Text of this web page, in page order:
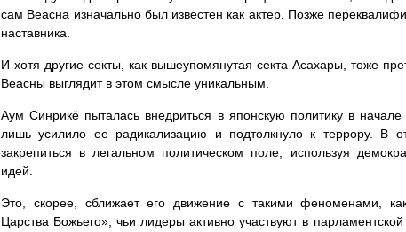
сам Веасна изначально был известен как актер. Позже
наставника.
И хотя другие секты, как вышеупомянутая секта Асахары, тоже
Веасны выглядит в этом смысле уникальным.
Аум Синрикё пыталась внедриться в японскую политику в
лишь усилило ее радикализацию и подтолкнуло к террору. В
закрепиться в легальном политическом поле, используя
идей.
Это, скорее, сближает его движение с такими феноменами,
Царства Божьего», чьи лидеры активно участвуют в